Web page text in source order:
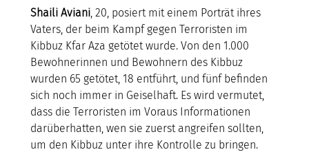
Shaili Aviani , 20, posiert mit einem Porträt ihres
Vaters, der beim Kampf gegen Terroristen im
Kibbuz Kfar Aza getötet wurde. Von den 1.000
Bewohnerinnen und Bewohnern des Kibbuz
wurden 65 getötet, 18 entführt, und fünf befinden
sich noch immer in Geiselhaft. Es wird vermutet,
dass die Terroristen im Voraus Informationen
darüberhatten, wen sie zuerst angreifen sollten,
um den Kibbuz unter ihre Kontrolle zu bringen.